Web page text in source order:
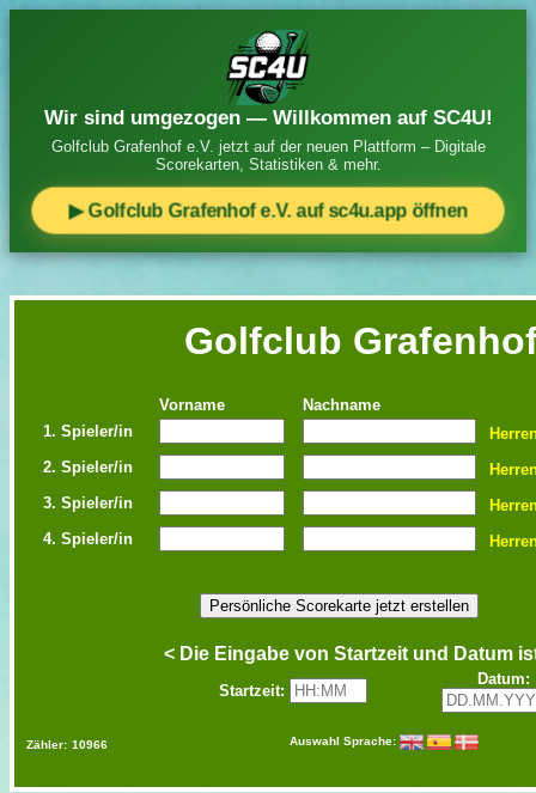
Wir sind umgezogen — Willkommen auf SC4U!
Golfclub Grafenhof e.V. jetzt auf der neuen Plattform – Digitale
Scorekarten, Statistiken & mehr.
▶ Golfclub Grafenhof e.V. auf sc4u.app öffnen
Golfclub
Vorname
Nachname
1. Spieler/in
2. Spieler/in
3. Spieler/in
4. Spieler/in
< Die Eingabe von Startzeit und Datum
Startzeit:
Datum:
Zähler: 10966 Auswahl Sprache: